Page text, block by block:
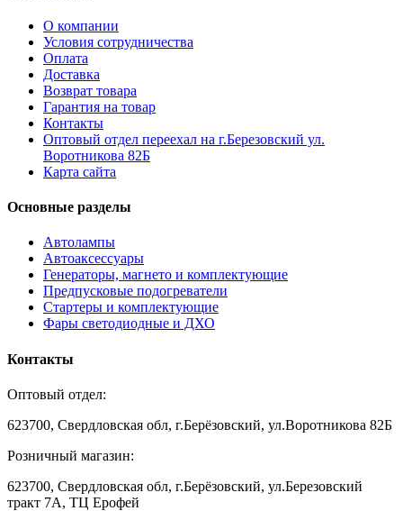
О компании
Условия сотрудничества
Оплата
Доставка
Возврат товара
Гарантия на товар
Контакты
Оптовый отдел переехал на г.Березовский ул.
Воротникова 82Б
Карта сайта
Основные разделы
Автолампы
Автоаксессуары
Генераторы, магнето и комплектующие
Предпусковые подогреватели
Стартеры и комплектующие
Фары светодиодные и ДХО
Контакты
Оптовый отдел:
623700, Свердловская обл, г.Берёзовский, ул.Воротникова 82Б
Розничный магазин:
623700, Свердловская обл, г.Берёзовский, ул.Березовский
тракт 7А, ТЦ Ерофей